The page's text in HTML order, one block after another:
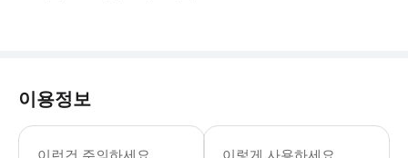
이용정보
0~1세 어린이는 무릎 위에 앉을 경우